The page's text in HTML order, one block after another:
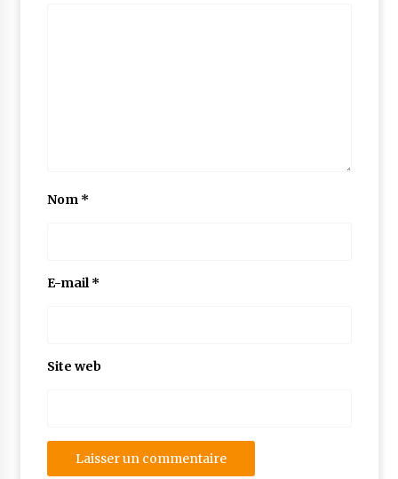
Nom *
E-mail*
Site web